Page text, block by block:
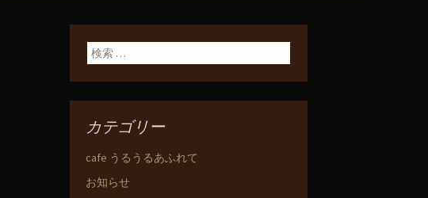
検索:
カテゴリー
cafe うるうるあふれて
お知らせ